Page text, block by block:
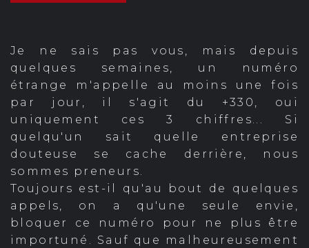
Je ne sais pas vous, mais depuis
quelques semaines, un numéro
étrange m'appelle au moins une fois
par jour, il s'agit du +330, oui
uniquement ces 3 chiffres... Si
quelqu'un sait quelle entreprise
douteuse se cache derrière, nous
sommes preneurs.
Toujours est-il qu'au bout de quelques
appels, on a qu'une seule envie,
bloquer ce numéro pour ne plus être
importuné. Sauf que malheureusement